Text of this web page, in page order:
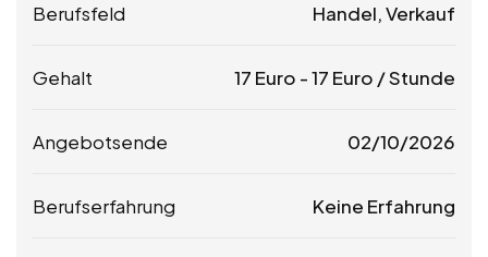
Berufsfeld Handel, Verkauf
Gehalt 17 Euro -17 Euro / Stunde
Angebotsende 02/10/2026
Berufserfahrung Keine Erfahrung